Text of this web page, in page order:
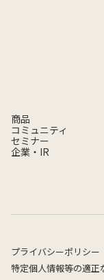
商品
コミュニティ
セミナー
企業・IR
プライバシーポリシー
特定個人情報等の適